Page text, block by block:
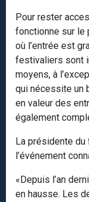
Pour rester
fonctionne sur le
où l’entrée est
festivaliers sont
moyens, à
qui nécessite un
en valeur des
également
La présidente
l’événement
«Depuis l’an
en hausse. Les